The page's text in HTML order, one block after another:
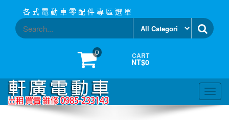
content
各 式 電 動 車 零 配 件 專 區 選 單
0 CART
NT$0